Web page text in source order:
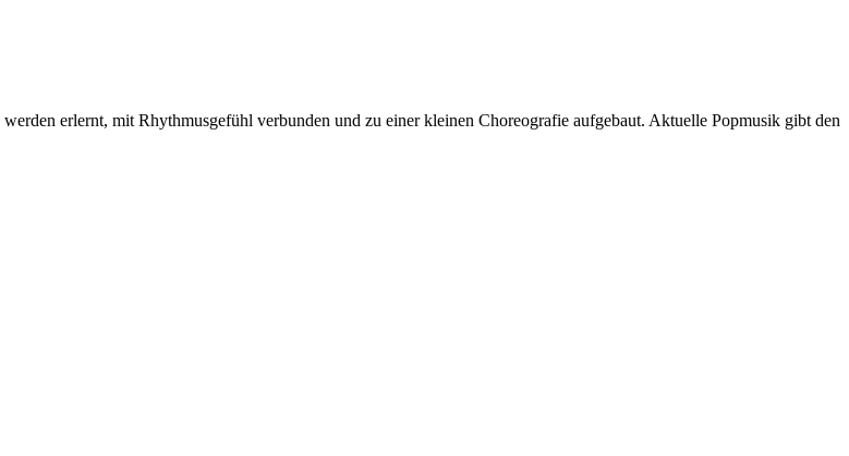
erlernt, mit Rhythmusgefühl verbunden und zu einer kleinen Choreografie aufgebaut. Aktuelle Popmusik gibt den